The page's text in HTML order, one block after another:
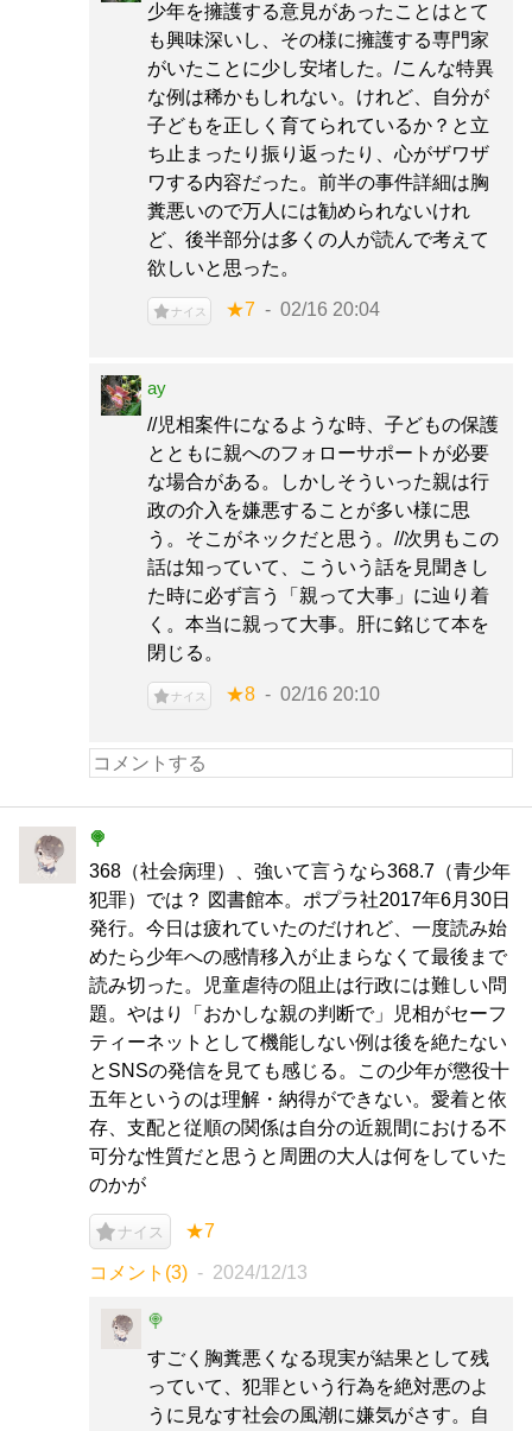
少年を擁護する意見があったことはとて
も興味深いし、その様に擁護する専門家
がいたことに少し安堵した。/こんな特異
な例は稀かもしれない。けれど、自分が
子どもを正しく育てられているか？と立
ち止まったり振り返ったり、心がザワザ
ワする内容だった。前半の事件詳細は胸
糞悪いので万人には勧められないけれ
ど、後半部分は多くの人が読んで考えて
欲しいと思った。
ナイス ★7 02/16 20:04
ay
//児相案件になるような時、子どもの保護
とともに親へのフォローサポートが必要
な場合がある。しかしそういった親は行
政の介入を嫌悪することが多い様に思
う。そこがネックだと思う。//次男もこの
話は知っていて、こういう話を見聞きし
た時に必ず言う「親って大事」に辿り着
く。本当に親って大事。肝に銘じて本を
閉じる。
ナイス ★8 02/16 20:10
🍭
368（社会病理）、強いて言うなら368.7（青少年
犯罪）では？ 図書館本。ポプラ社2017年6月30日
発行。今日は疲れていたのだけれど、一度読み始
めたら少年への感情移入が止まらなくて最後まで
読み切った。児童虐待の阻止は行政には難しい問
題。やはり「おかしな親の判断で」児相がセーフ
ティーネットとして機能しない例は後を絶たない
とSNSの発信を見ても感じる。この少年が懲役十
五年というのは理解・納得ができない。愛着と依
存、支配と従順の関係は自分の近親間における不
可分な性質だと思うと周囲の大人は何をしていた
のかが
ナイス ★7
コメント(3) 2024/12/13
🍭
すごく胸糞悪くなる現実が結果として残
っていて、犯罪という行為を絶対悪のよ
うに見なす社会の風潮に嫌気がさす。自